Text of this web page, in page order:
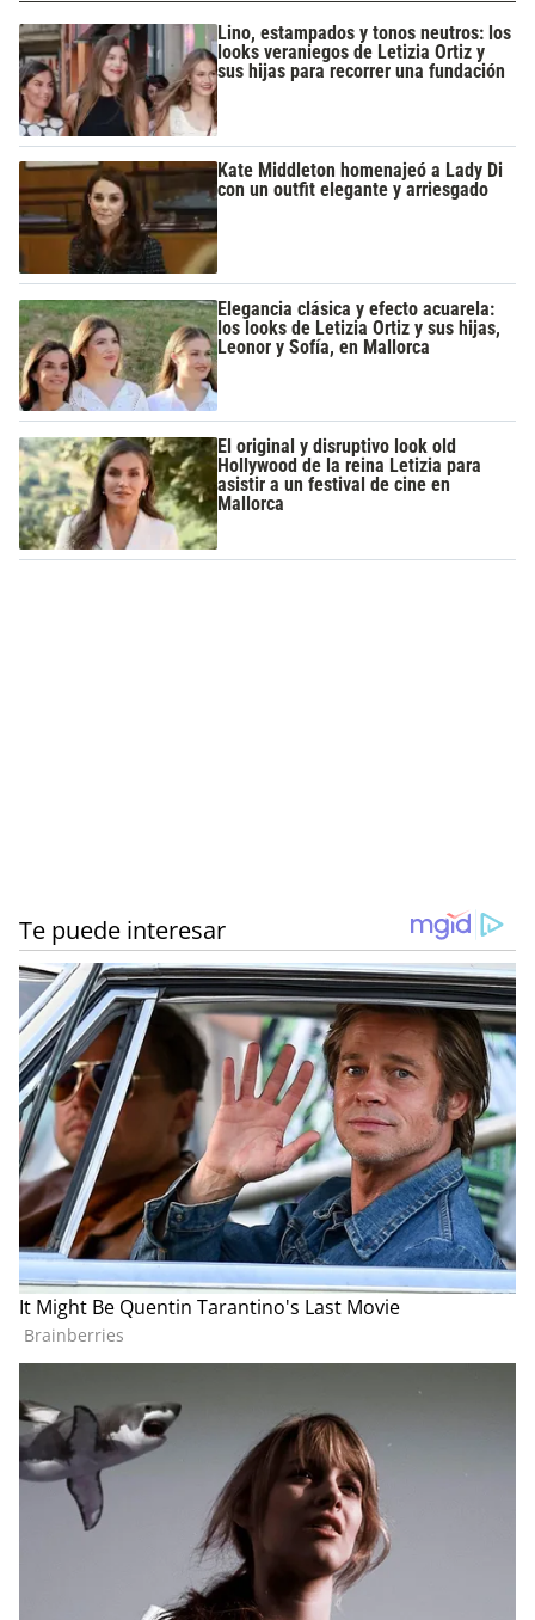
Lino, estampados y tonos neutros: los
looks veraniegos de Letizia Ortiz y
sus hijas para recorrer una fundación
Kate Middleton homenajeó a Lady Di
con un outfit elegante y arriesgado
Elegancia clásica y efecto acuarela:
los looks de Letizia Ortiz y sus hijas,
Leonor y Sofía, en Mallorca
El original y disruptivo look old
Hollywood de la reina Letizia para
asistir a un festival de cine en
Mallorca